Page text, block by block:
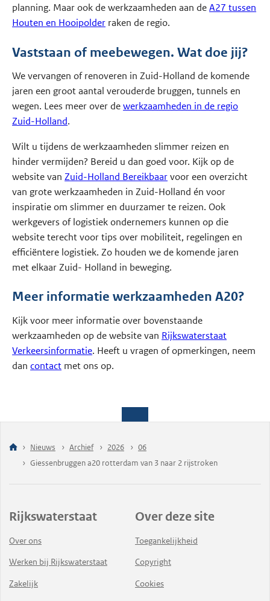
planning. Maar ook de werkzaamheden aan deA27 tussen
Houten en Hooipolder raken de regio.
Vaststaan of meebewegen. Wat doe jij?
We vervangen of renoveren in Zuid-Holland de komende
jaren een groot aantal verouderde bruggen, tunnels en
wegen. Lees meer over dewerkzaamheden in de regio
Zuid-Holland.
Wilt u tijdens de werkzaamheden slimmer reizen en
hinder vermijden? Bereid u dan goed voor. Kijk op de
website vanZuid-Holland Bereikbaarvoor een overzicht
van grote werkzaamheden in Zuid-Holland én voor
inspiratie om slimmer en duurzamer te reizen. Ook
werkgevers of logistiek ondernemers kunnen op die
website terecht voor tips over mobiliteit, regelingen en
efficiëntere logistiek. Zo houden we de komende jaren
met elkaar Zuid- Holland in beweging.
Meer informatie werkzaamheden A20?
Kijk voor meer informatie over bovenstaande
werkzaamheden op de website van Rijkswaterstaat
Verkeersinformatie. Heeft u vragen of opmerkingen, neem
dancontact met ons op.
Nieuws Archief 2026
06
Giessenbruggen a20 rotterdam van 3 naar 2 rijstroken
Rijkswaterstaat
Over ons
Werken bij Rijkswaterstaat
Zakelijk
Over deze site
Toegankelijkheid
Copyright
Cookies